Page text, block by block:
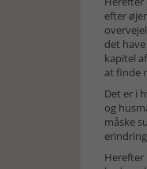
efter
det
kapitel
at finde
Det er i
og
måske
Herefter